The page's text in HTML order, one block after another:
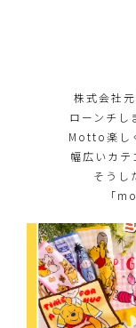
株式会社
ローンチし
Motto楽し
幅広いカテ
そうし
「